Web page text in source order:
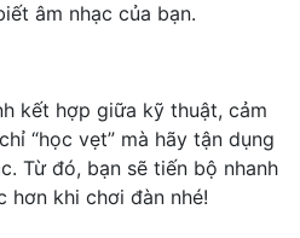
âm nhạc của bạn.
kết hợp giữa kỹ thuật, cảm
“học vẹt” mà hãy tận dụng
Từ đó, bạn sẽ tiến bộ nhanh
hơn khi chơi đàn nhé!